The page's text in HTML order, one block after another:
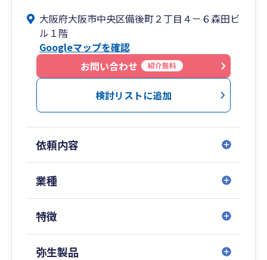
3.決算書を詳しく説明して欲しい
という経営者の悩みを解決いたします。
大阪府大阪市中央区備後町２丁目４－６森田ビ
ル１階
Googleマップを確認
お問い合わせ
紹介無料
検討リストに追加
依頼内容
業種
特徴
弥生製品